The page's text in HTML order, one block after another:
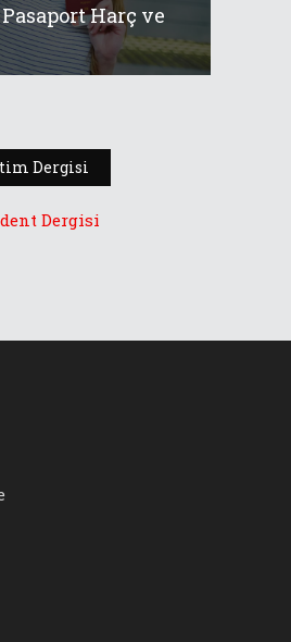
Pasaport Harç ve
Dergisi